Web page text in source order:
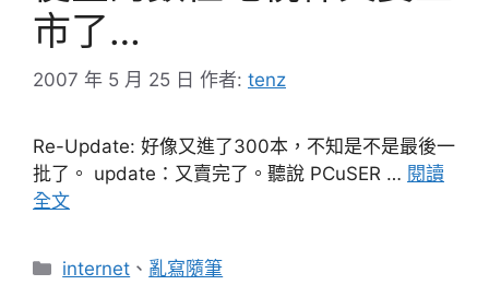
市了…
2007 年 5 月 25 日 作者: tenz
Re-Update: 好像又進了300本，不知是不是最後一
批了。 update：又賣完了。聽說 PCuSER … 閱讀
全文
分
internet 、 亂寫隨筆